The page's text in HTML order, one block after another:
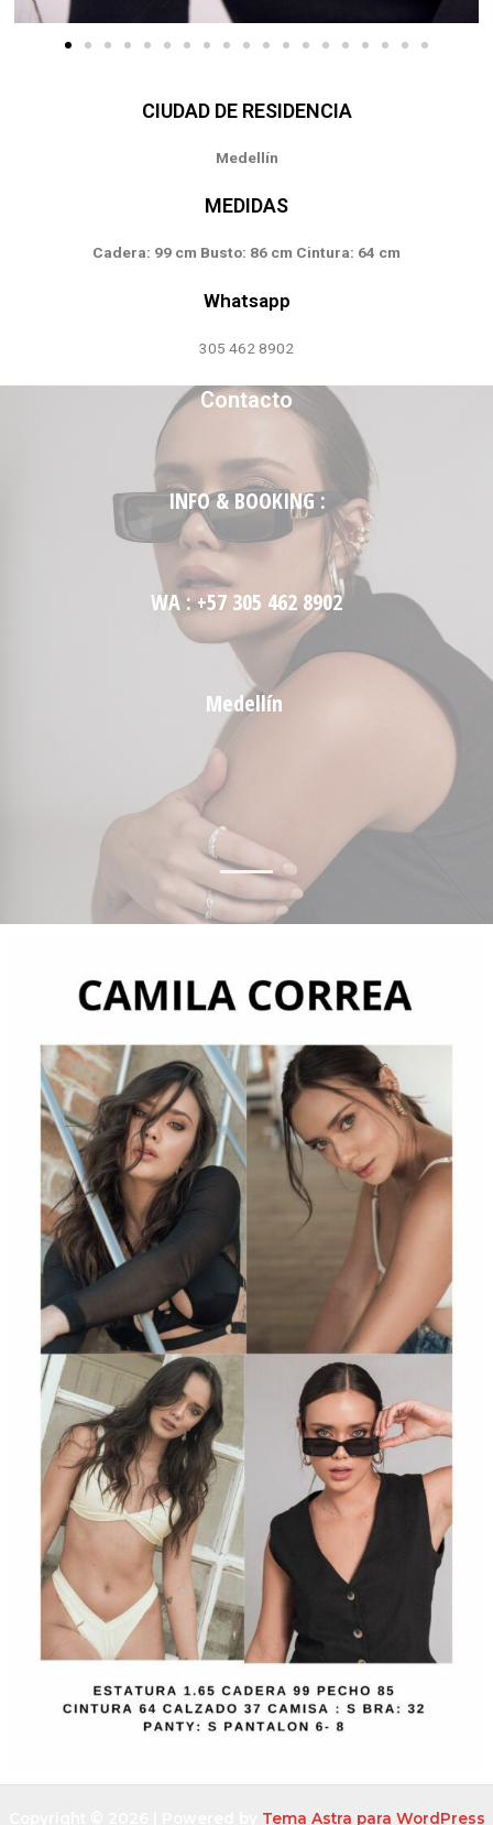
CIUDAD DE RESIDENCIA
Medellín
MEDIDAS
Cadera: 99 cm Busto: 86 cm Cintura: 64 cm
Whatsapp
305 462 8902
Contacto
INFO & BOOKING :
WA : +57 305 462 8902
Medellín
Tema Astra para WordPress